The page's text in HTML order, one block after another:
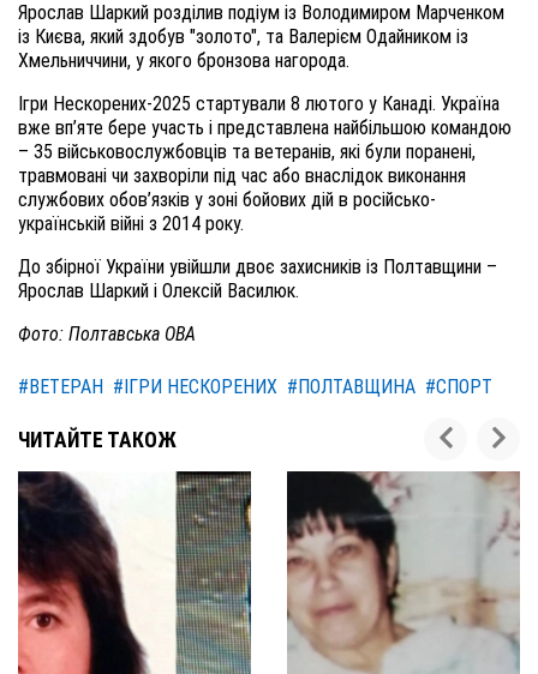
Ярослав Шаркий розділив подіум із Володимиром Марченком
із Києва, який здобув "золото", та Валерієм Одайником із
Хмельниччини, у якого бронзова нагорода.
Ігри Нескорених-2025 стартували 8 лютого у Канаді. Україна
вже вп’яте бере участь і представлена найбільшою командою
– 35 військовослужбовців та ветеранів, які були поранені,
травмовані чи захворіли під час або внаслідок виконання
службових обов’язків у зоні бойових дій в російсько-
українській війні з 2014 року.
До збірної України увійшли двоє захисників із Полтавщини –
Ярослав Шаркий і Олексій Василюк.
Фото: Полтавська ОВА
#ВЕТЕРАН #ІГРИ НЕСКОРЕНИХ #ПОЛТАВЩИНА #СПОРТ
ЧИТАЙТЕ ТАКОЖ